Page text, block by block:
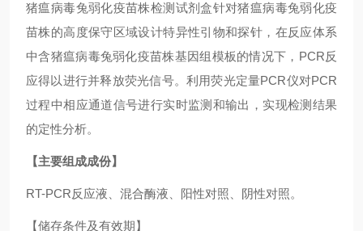
猪瘟病毒兔弱化疫苗株检测试剂盒针对猪瘟病毒兔弱化疫
苗株的高度保守区域设计特异性引物和探针，在反应体系
中含猪瘟病毒兔弱化疫苗株基因组模板的情况下，PCR反
应得以进行并释放荧光信号。利用荧光定量PCR仪对PCR
过程中相应通道信号进行实时监测和输出，实现检测结果
的定性分析。
【主要组成成份】
RT-PCR反应液、混合酶液、阳性对照、阴性对照。
【储存条件及有效期】